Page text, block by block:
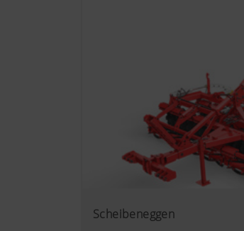
Wir möchten
YouTube
Mehr Infos
Scheibeneggen